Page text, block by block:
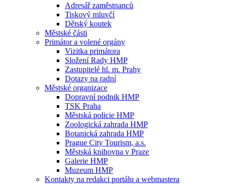
Adresář zaměstnanců
Tiskový mluvčí
Dětský koutek
Městské části
Primátor a volené orgány
Vizitka primátora
Složení Rady HMP
Zastupitelé hl. m. Prahy
Dotazy na radní
Městské organizace
Dopravní podnik HMP
TSK Praha
Městská policie HMP
Zoologická zahrada HMP
Botanická zahrada HMP
Prague City Tourism, a.s.
Městská knihovna v Praze
Galerie HMP
Muzeum HMP
Kontakty na redakci portálu a webmastera